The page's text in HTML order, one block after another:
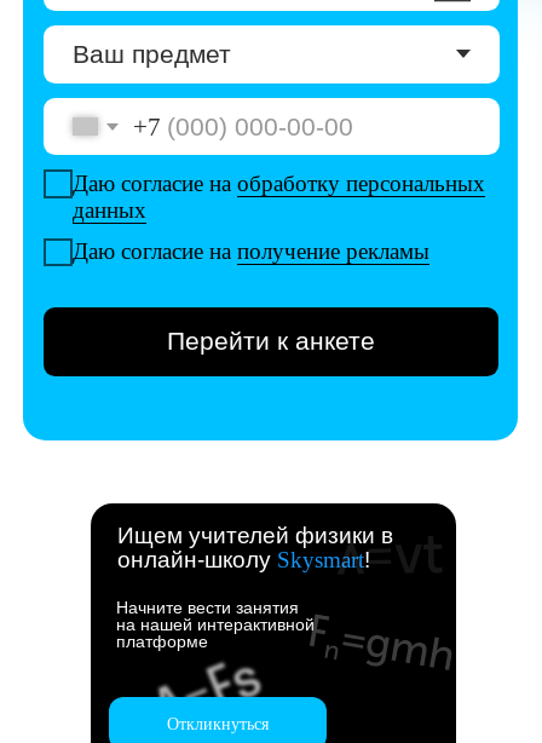
Даю согласие наобработку персональных
Даю согласие наполучение рекламы
Перейти к анкете
Ищем учителей физики в
онлайн-школу Skysmart!
Начните вести занятия
на нашей интерактивной
платформе
Откликнуться